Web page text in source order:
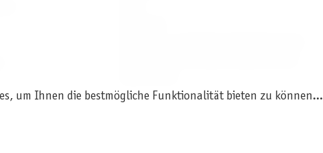
um Ihnen die bestmögliche Funktionalität bieten zu können...